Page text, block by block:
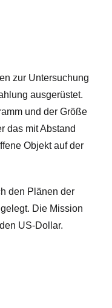
zur Untersuchung
ausgerüstet.
und der Größe
das mit Abstand
Objekt auf der
den Plänen der
Die Mission
US-Dollar.